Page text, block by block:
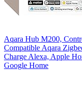
Aqara Hub M200,
Compatible Aqara
Charge Alexa, Apple
Google Home